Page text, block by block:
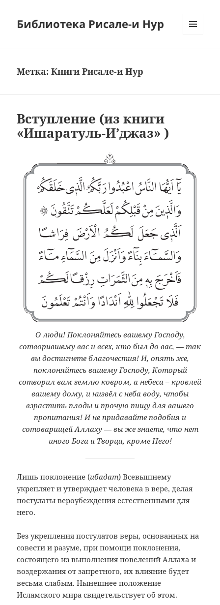
Библиотека Рисале-и Нур
Метка:Книги Рисале-и Нур
Вступление (из книги
«Ишаратуль-И’джаз» )
O люди! Поклоняйтесь вашему Господу,
сотворившему вас и всех, кто был до вас, — так
вы достигнете благочестия! И, опять же,
поклоняйтесь вашему Господу, Который
сотворил вам землю ковром, а небеса – кровлей
вашему дому, и низвёл с неба воду, чтобы
взрастить плоды и прочую пищу для вашего
пропитания! И не придавайте подобия и
сотоварищей Аллаху — вы же знаете, что нет
иного Бога и Творца, кроме Него!
Лишь поклонение (ибадат) Всевышнему
укрепляет и утверждает человека в вере, делая
постулаты вероубеждения естественными для
него.
Без укрепления постулатов веры, основанных на
совести и разуме, при помощи поклонения,
состоящего из выполнения повелений Аллаха и
воздержания от запретного, их влияние будет
весьма слабым. Нынешнее положение
Исламского мира свидетельствует об этом.